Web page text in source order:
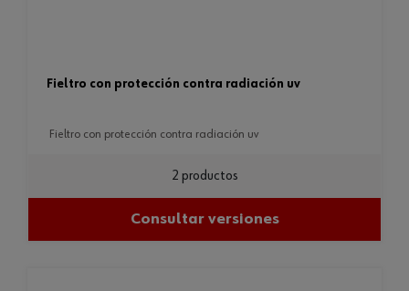
fieltro con protección contra radiación uv
fieltro con protección contra radiación uv
2 productos
Consultar versiones